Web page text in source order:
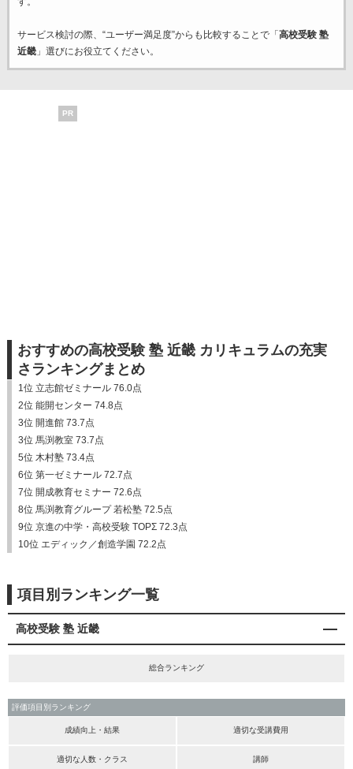
サービス検討の際、“ユーザー満足度”からも比較することで「 高校受験 塾
近畿」選びにお役立てください。
PR
おすすめの高校受験 塾 近畿 カリキュラムの充実
さランキングまとめ
1位 立志館ゼミナール 76.0点
2位 能開センター 74.8点
3位 開進館 73.7点
3位 馬渕教室 73.7点
5位 木村塾 73.4点
6位 第一ゼミナール 72.7点
7位 開成教育セミナー 72.6点
8位 馬渕教育グループ 若松塾 72.5点
9位 京進の中学・高校受験 TOPΣ 72.3点
10位 エディック／創造学園 72.2点
項目別ランキング一覧
高校受験 塾 近畿
総合ランキング
評価項目別ランキング
成績向上・結果 適切な受講費用
適切な人数・クラス 講師